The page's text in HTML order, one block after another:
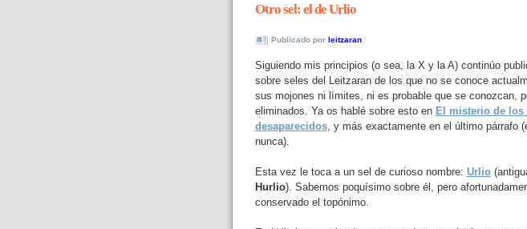
Otro sel: el de Urlio
Publicado por leitzaran
Siguiendo mis principios (o sea, la X y la A) continúo
sobre seles del Leitzaran de los que no se conoce
sus mojones ni límites, ni es probable que se conozcan,
eliminados. Ya os hablé sobre esto en El misterio de los
desaparecidos, y más exactamente en el último párrafo
nunca).
Esta vez le toca a un sel de curioso nombre: Urlio
Hurlio). Sabemos poquísimo sobre él, pero
conservado el topónimo.